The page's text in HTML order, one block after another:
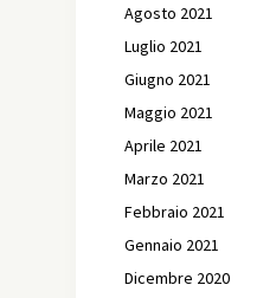
Agosto 2021
Luglio 2021
Giugno 2021
Maggio 2021
Aprile 2021
Marzo 2021
Febbraio 2021
Gennaio 2021
Dicembre 2020